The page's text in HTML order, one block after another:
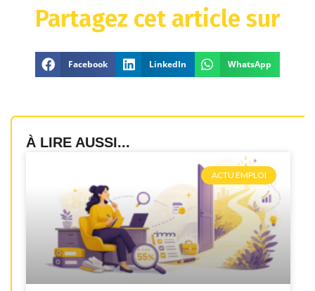
Partagez cet article sur
Facebook LinkedIn WhatsApp
À LIRE AUSSI...
ACTU EMPLOI